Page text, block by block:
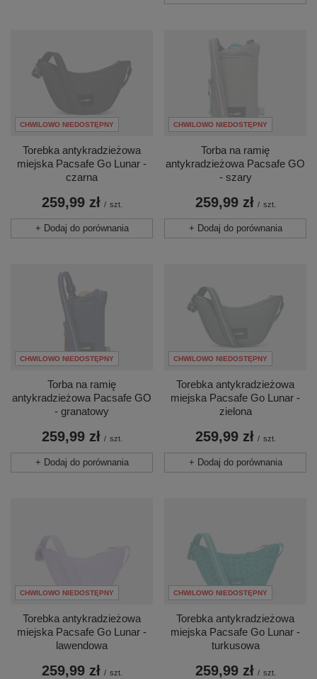
CHWILOWO NIEDOSTĘPNY
Torebka antykradzieżowa
miejska Pacsafe Go Lunar -
czarna
259,99 zł / szt.
+ Dodaj do porównania
CHWILOWO NIEDOSTĘPNY
Torba na ramię
antykradzieżowa Pacsafe GO
- szary
259,99 zł / szt.
+ Dodaj do porównania
CHWILOWO NIEDOSTĘPNY
Torba na ramię
antykradzieżowa Pacsafe GO
- granatowy
259,99 zł / szt.
+ Dodaj do porównania
CHWILOWO NIEDOSTĘPNY
Torebka antykradzieżowa
miejska Pacsafe Go Lunar -
zielona
259,99 zł / szt.
+ Dodaj do porównania
CHWILOWO NIEDOSTĘPNY
Torebka antykradzieżowa
miejska Pacsafe Go Lunar -
lawendowa
259,99 zł / szt.
CHWILOWO NIEDOSTĘPNY
Torebka antykradzieżowa
miejska Pacsafe Go Lunar -
turkusowa
259,99 zł / szt.